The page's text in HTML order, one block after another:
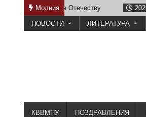
Молния
на службе Отечеству 2026-07-19
НОВОСТИ ЛИТЕРАТУРА
КВВМПУ ПОЗДРАВЛЕНИЯ